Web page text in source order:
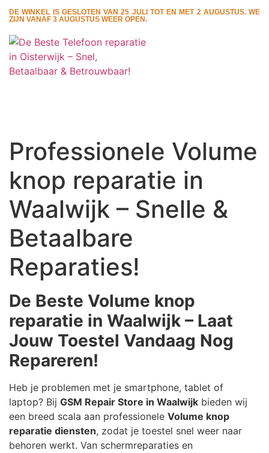
DE WINKEL IS GESLOTEN VAN 25 JULI TOT EN MET 2 AUGUSTUS. WE
ZIJN VANAF 3 AUGUSTUS WEER OPEN.
Professionele Volume
knop reparatie in
Waalwijk – Snelle &
Betaalbare
Reparaties!
De Beste Volume knop
reparatie in Waalwijk – Laat
Jouw Toestel Vandaag Nog
Repareren!
Heb je problemen met je smartphone, tablet of
laptop? Bij GSM Repair Store in Waalwijk bieden wij
een breed scala aan professionele Volume knop
reparatie diensten, zodat je toestel snel weer naar
behoren werkt. Van schermreparaties en